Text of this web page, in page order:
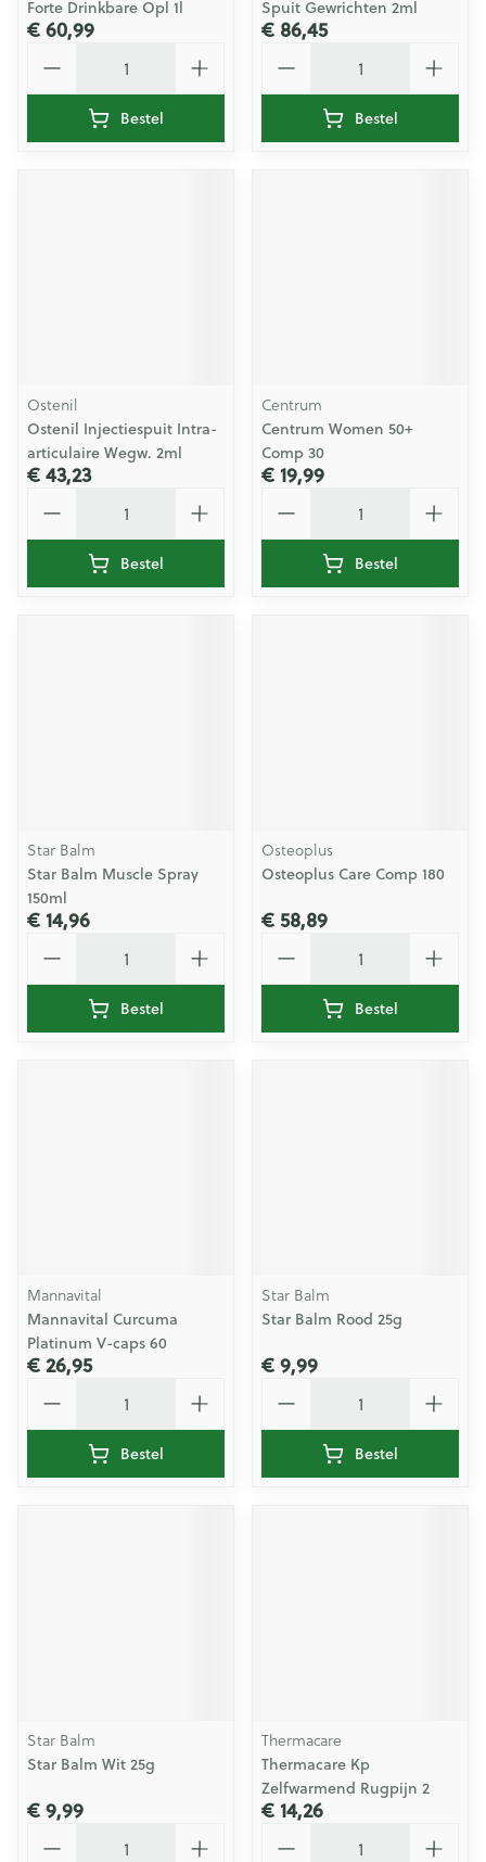
Forte Drinkbare Opl 1l
€ 60,99
Bestel
Spuit Gewrichten 2ml
€ 86,45
Bestel
Ostenil
Ostenil Injectiespuit Intra-
articulaire Wegw. 2ml
€ 43,23
Bestel
Centrum
Centrum Women 50+
Comp 30
€ 19,99
Bestel
Star Balm
Star Balm Muscle Spray
150ml
€ 14,96
Bestel
Osteoplus
Osteoplus Care Comp 180
€ 58,89
Bestel
Mannavital
Mannavital Curcuma
Platinum V-caps 60
€ 26,95
Bestel
Star Balm
Star Balm Rood 25g
€ 9,99
Bestel
Star Balm
Star Balm Wit 25g
€ 9,99
Thermacare
Thermacare Kp
Zelfwarmend Rugpijn 2
€ 14,26